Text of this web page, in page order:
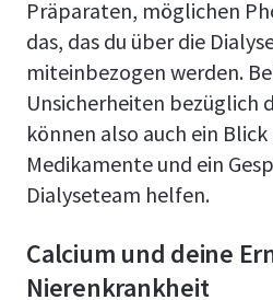
Präparaten, möglichen
das, das du über die
miteinbezogen werden.
Unsicherheiten bezüglich
können also auch ein
Medikamente und ein
Dialyseteam helfen.
Calcium und deine
Nierenkrankheit